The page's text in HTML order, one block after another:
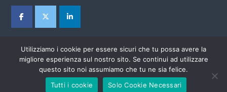
Copyright © 2026EBTer AbruzzoTutti i diritti riservati. Tema:
Utilizziamo i cookie per essere sicuri che tu possa avere la
migliore esperienza sul nostro sito. Se continui ad utilizzare
questo sito noi assumiamo che tu ne sia felice.
Tutti i cookie
Solo Cookie Necessari